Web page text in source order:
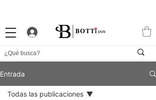
Entrada
Todas las publicaciones